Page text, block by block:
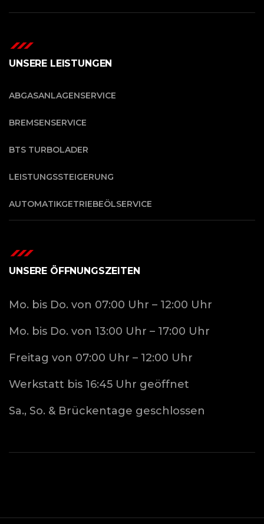
UNSERE LEISTUNGEN
ABGASANLAGENSERVICE
BREMSENSERVICE
BTS TURBOLADER
LEISTUNGSSTEIGERUNG
AUTO­MA­TIK­GE­TRIE­BE­ÖL­SER­VICE
UNSERE ÖFFNUNGSZEITEN
Mo. bis Do. von 07:00 Uhr – 12:00 Uhr
Mo. bis Do. von 13:00 Uhr – 17:00 Uhr
Freitag von 07:00 Uhr – 12:00 Uhr
Werkstatt bis 16:45 Uhr geöffnet
Sa., So. & Brückentage geschlossen